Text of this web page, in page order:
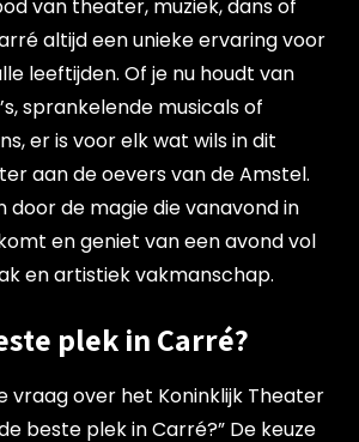
van theater, muziek, dans of
altijd een unieke ervaring voor
leeftijden. Of je nu houdt van
sprankelende musicals of
er is voor elk wat wils in dit
aan de oevers van de Amstel.
door de magie die vanavond in
en geniet van een avond vol
en artistiek vakmanschap.
plek in Carré?
vraag over het Koninklijk Theater
beste plek in Carré?” De keuze